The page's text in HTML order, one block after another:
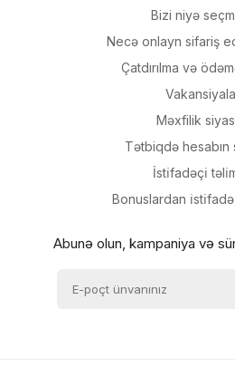
Bizi niyə
Necə onlayn sifariş
Çatdırılma və
Məxfilik
Tətbiqdə hesabın
İsti̇fadəçi̇
Bonuslardan
Abunə olun, kampaniya və